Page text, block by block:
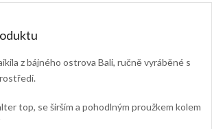
z bájného ostrova Bali, ručně vyráběné s
top, se širším a pohodlným proužkem kolem